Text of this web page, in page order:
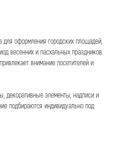
для оформления городских площадей,
весенних и пасхальных праздников.
внимание посетителей и
декоративные элементы, надписи и
подбираются индивидуально под